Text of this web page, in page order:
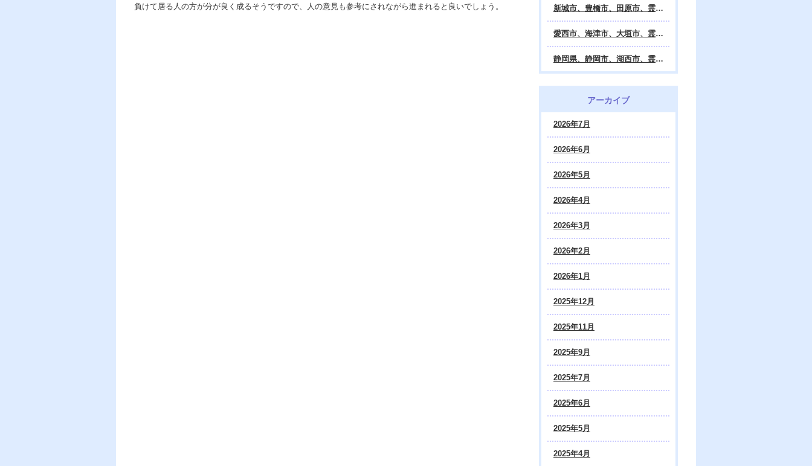
負けて居る人の方が分が良く成るそうですので、人の意見も参考にされながら進まれると良いでしょう。 新城市、豊橋市、田原市、霊視鑑定 天龍・占いの館 Dahlia、対面・電話・オンライン鑑定、除霊、霊視鑑定、遠隔 除霊 口コミ、浄霊、交霊、祈祷、御祓い、四柱推命、姓名判断・九星気学・易・タロット・手相・数秘術・動物占い・姓名学・命運鑑定、開運、不安・苦痛・恐怖、悩み相談、スピリチュアルカウンセラー、ヒーリング、霊能力者、霊媒師、天龍知裕著、幸せを求めて、天の神様 VS 地獄の神様、宇宙の真理で未来は希望の光、この世で天国 あの世で天国、天龍知裕ブログ。
愛西市、海津市、大垣市、霊視鑑定 天龍・占いの館 Dahlia、対面・電話・オンライン鑑定、遠隔 除霊 口コミ、浄霊、交霊、祈祷、御祓い、四柱推命、姓名判断・九星気学・易・タロット・手相・数秘術・動物占い・姓名学・命運鑑定、開運、不安・苦痛・恐怖、悩み相談、スピリチュアルカウンセラー、ヒーリング、霊能力者、霊媒師、天龍知裕著、幸せを求めて、天の神様 VS 地獄の神様、宇宙の真理で未来は希望の光、この世で天国 あの世で天国、天龍知裕ブログ。
静岡県、静岡市、湖西市、霊視鑑定 天龍・占いの館 Dahlia、対面・電話・オンライン鑑定、除霊、霊視鑑定、遠隔 除霊 口コミ、浄霊、交霊、祈祷、御祓い、四柱推命、姓名判断・九星気学・易・タロット・手相・数秘術・動物占い・姓名学・命運鑑定、開運、不安・苦痛・恐怖、悩み相談、スピリチュアルカウンセラー、ヒーリング、霊気治療、霊能力者、霊媒師、天龍知裕著、幸せを求めて、天の神様 VS 地獄の神様、宇宙の真理で未来は希望の光、この世で天国 あの世で天国、天龍知裕ブログ。
アーカイブ
2026年7月
2026年6月
2026年5月
2026年4月
2026年3月
2026年2月
2026年1月
2025年12月
2025年11月
2025年9月
2025年7月
2025年6月
2025年5月
2025年4月